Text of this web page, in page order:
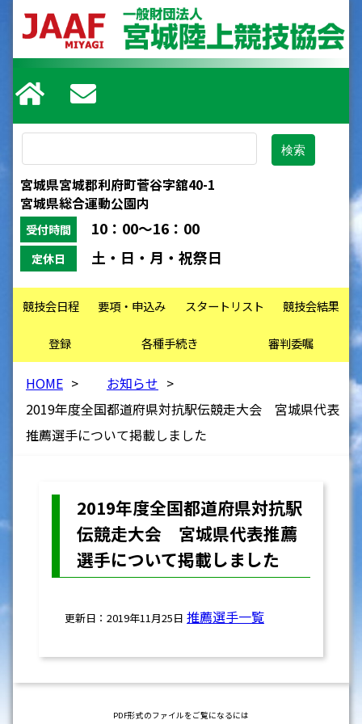
宮城県宮城郡利府町菅谷字舘40-1
宮城県総合運動公園内
受付時間 10：00～16：00
定休日 土・日・月・祝祭日
競技会日程 要項・申込み スタートリスト 競技会結果
登録 各種手続き 審判委嘱
HOME > お知らせ >
2019年度全国都道府県対抗駅伝競走大会 宮城県代表
推薦選手について掲載しました
2019年度全国都道府県対抗駅
伝競走大会 宮城県代表推薦
選手について掲載しました
更新日：2019年11月25日 推薦選手一覧
PDF形式のファイルをご覧になるには